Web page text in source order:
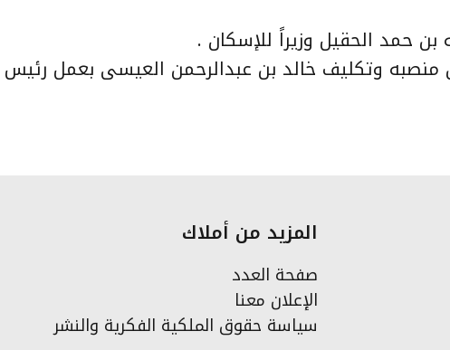
حمد الحقيل وزيراً للإسكان .
منصبه وتكليف خالد بن عبدالرحمن العيسى بعمل رئيس
المزيد من أملاك
صفحة العدد
الإعلان معنا
سياسة حقوق الملكية الفكرية والنشر